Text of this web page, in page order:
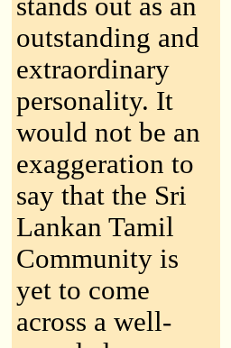
stands out as an
outstanding and
extraordinary
personality. It
would not be an
exaggeration to
say that the Sri
Lankan Tamil
Community is
yet to come
across a well-